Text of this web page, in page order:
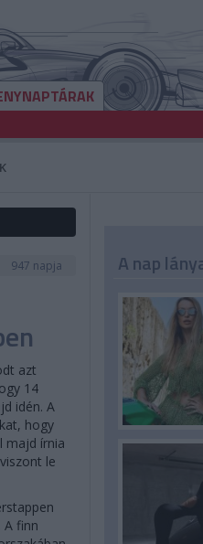
947 napja
azt
14
idén. A
hogy
majd írnia
le
finn
A nap